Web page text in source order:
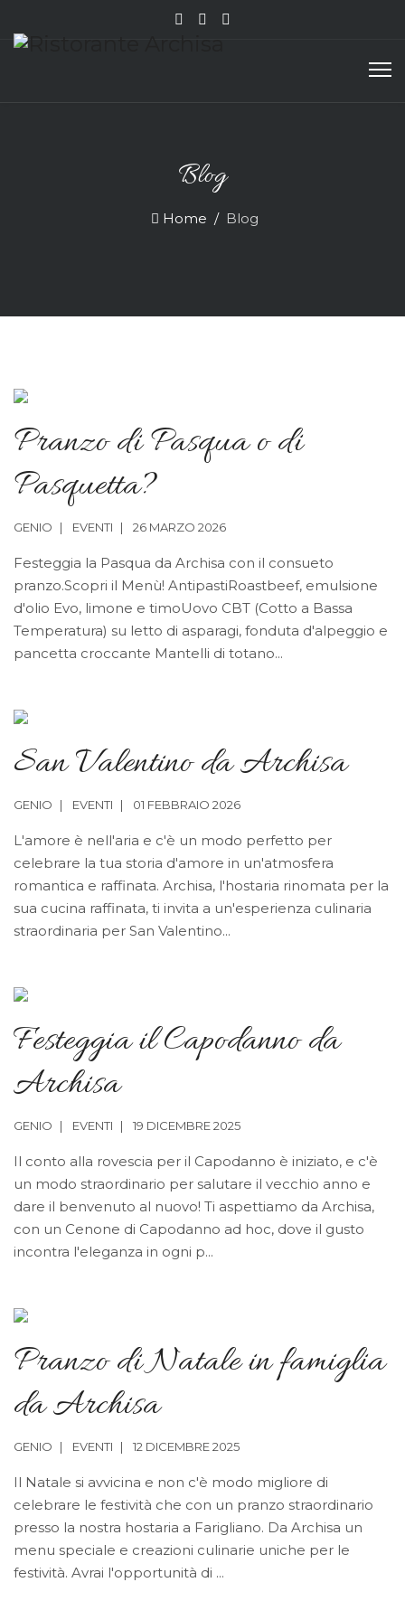
Blog
Home Blog
Pranzo di Pasqua o di
Pasquetta?
GENIO EVENTI 26 MARZO 2026
Festeggia la Pasqua da Archisa con il consueto
pranzo.Scopri il Menù! AntipastiRoastbeef, emulsione
d'olio Evo, limone e timoUovo CBT (Cotto a Bassa
Temperatura) su letto di asparagi, fonduta d'alpeggio e
pancetta croccante Mantelli di totano...
San Valentino da Archisa
GENIO EVENTI 01 FEBBRAIO 2026
L'amore è nell'aria e c'è un modo perfetto per
celebrare la tua storia d'amore in un'atmosfera
romantica e raffinata. Archisa, l'hostaria rinomata per la
sua cucina raffinata, ti invita a un'esperienza culinaria
straordinaria per San Valentino...
Festeggia il Capodanno da
Archisa
GENIO EVENTI 19 DICEMBRE 2025
Il conto alla rovescia per il Capodanno è iniziato, e c'è
un modo straordinario per salutare il vecchio anno e
dare il benvenuto al nuovo! Ti aspettiamo da Archisa,
con un Cenone di Capodanno ad hoc, dove il gusto
incontra l'eleganza in ogni p...
Pranzo di Natale in famiglia
da Archisa
GENIO EVENTI 12 DICEMBRE 2025
Il Natale si avvicina e non c'è modo migliore di
celebrare le festività che con un pranzo straordinario
presso la nostra hostaria a Farigliano. Da Archisa un
menu speciale e creazioni culinarie uniche per le
festività. Avrai l'opportunità di ...